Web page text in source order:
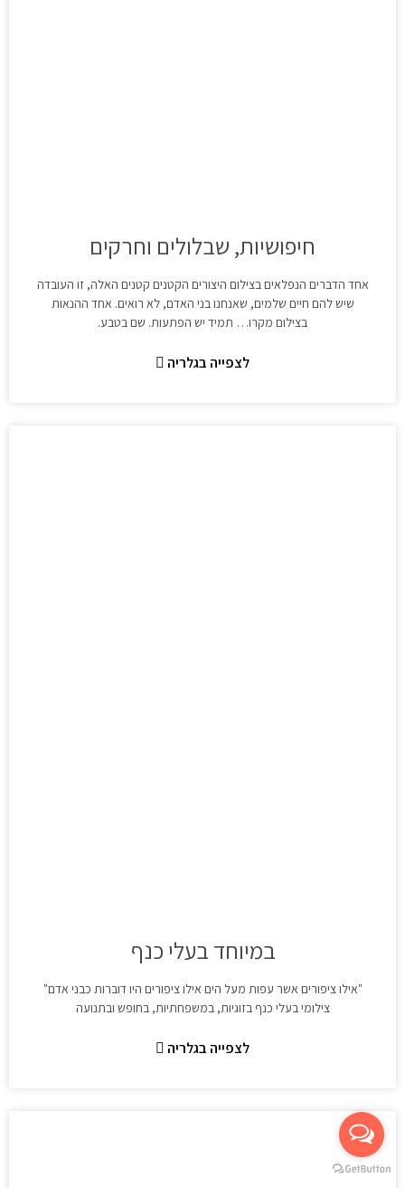
חיפושיות, שבלולים וחרקים
אחד הדברים הנפלאים בצילום היצורים הקטנים קטנים האלה, זו העובדה
שיש להם חיים שלמים, שאנחנו בני האדם, לא רואים. אחד ההנאות
בצילום מקרו… תמיד יש הפתעות. שם בטבע.
לצפייה בגלריה
במיוחד בעלי כנף
"אילו ציפורים אשר עפות מעל הים אילו ציפורים היו דוברות כבני אדם"
צילומי בעלי כנף בזוגיות, במשפחתיות, בחופש ובתנועה
לצפייה בגלריה